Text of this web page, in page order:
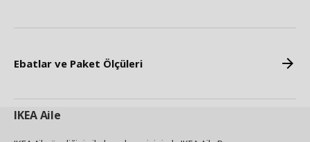
Ebatlar ve Paket Ölçüleri
IKEAAile